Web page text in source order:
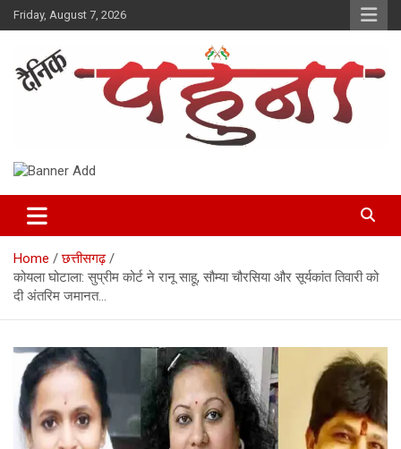
Skip
to
Friday, August 7, 2026
Dainik Pahuna
Home
छत्तीसगढ़
कोयला घोटाला: सुप्रीम कोर्ट ने रानू साहू, सौम्या चौरसिया और सूर्यकांत तिवारी को
दी अंतरिम जमानत…